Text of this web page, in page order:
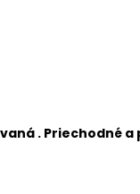
. Priechodné